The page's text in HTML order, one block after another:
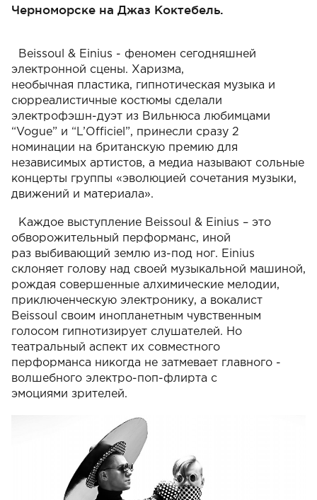
Черноморске на Джаз Коктебель.
Beissoul & Einius - феномен сегодняшней
электронной сцены. Харизма,
необычная пластика, гипнотическая музыка и
сюрреалистичные костюмы сделали
электрофэшн-дуэт из Вильнюса любимцами
“Vogue” и “L’Officiel”, принесли сразу 2
номинации на британскую премию для
независимых артистов, а медиа называют сольные
концерты группы «эволюцией сочетания музыки,
движений и материала».
Каждое выступление Beissoul & Einius – это
обворожительный перформанс, иной
раз выбивающий землю из-под ног. Einius
склоняет голову над своей музыкальной машиной,
рождая совершенные алхимические мелодии,
приключенческую электронику, а вокалист
Beissoul своим инопланетным чувственным
голосом гипнотизирует слушателей. Но
театральный аспект их совместного
перформанса никогда не затмевает главного -
волшебного электро-поп-флирта с
эмоциями зрителей.